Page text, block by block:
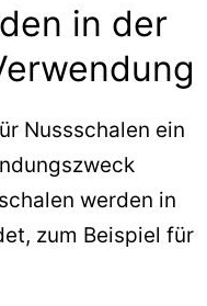
in der
Nussschalen ein
werden in
zum Beispiel für